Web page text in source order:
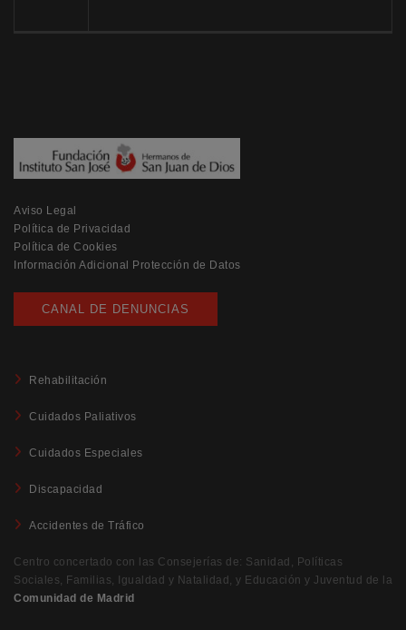
Aviso Legal
Política de Privacidad
Política de Cookies
Información Adicional Protección de Datos
CANAL DE DENUNCIAS
Rehabilitación
Cuidados Paliativos
Cuidados Especiales
Discapacidad
Accidentes de Tráfico
Centro concertado con las Consejerías de: Sanidad, Políticas
Sociales, Familias, Igualdad y Natalidad, y Educación y Juventud de la
Comunidad de Madrid